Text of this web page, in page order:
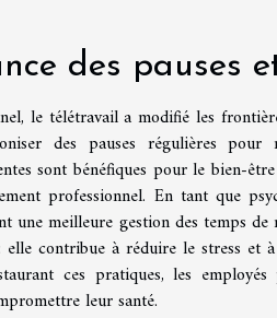
des pauses
le télétravail a modifié les
des pauses régulières
sont bénéfiques pour le bien-
professionnel. En tant que
une meilleure gestion des temps
elle contribue à réduire le stress
ces pratiques, les
leur santé.